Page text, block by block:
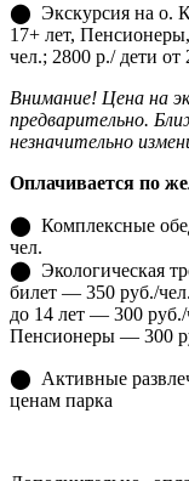
⬤ Экскурсия на о.
17+ лет,
чел.; 2800 р./ дети от
Внимание! Цена на
предварительно.
незначительно
Оплачивается по
⬤ Комплексные
чел.
⬤ Экологическая
билет — 350 руб./
до 14 лет — 300
Пенсионеры — 300
⬤ Активные
ценам парка